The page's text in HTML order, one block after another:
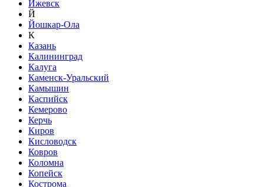
Ижевск
Й
Йошкар-Ола
К
Казань
Калининград
Калуга
Каменск-Уральский
Камышин
Каспийск
Кемерово
Керчь
Киров
Кисловодск
Ковров
Коломна
Копейск
Кострома